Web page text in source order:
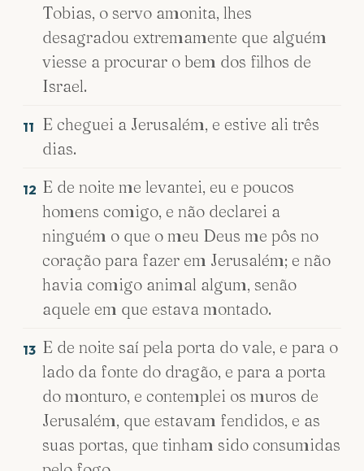
Tobias, o servo amonita, lhes
desagradou extremamente que alguém
viesse a procurar o bem dos filhos de
Israel.
11 E cheguei a Jerusalém, e estive ali três
dias.
12 E de noite me levantei, eu e poucos
homens comigo, e não declarei a
ninguém o que o meu Deus me pôs no
coração para fazer em Jerusalém; e não
havia comigo animal algum, senão
aquele em que estava montado.
13 E de noite saí pela porta do vale, e para o
lado da fonte do dragão, e para a porta
do monturo, e contemplei os muros de
Jerusalém, que estavam fendidos, e as
suas portas, que tinham sido consumidas